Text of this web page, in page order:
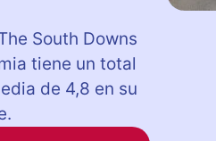
South Downs
tiene un total
de 4,8 en su